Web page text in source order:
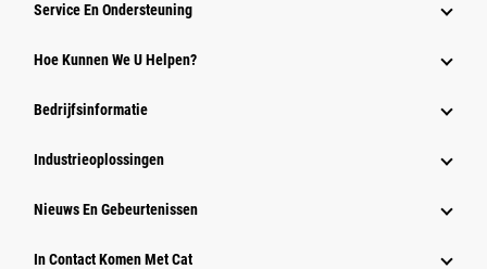
Service En Ondersteuning
Hoe Kunnen We U Helpen?
Bedrijfsinformatie
Industrieoplossingen
Nieuws En Gebeurtenissen
In Contact Komen Met Cat